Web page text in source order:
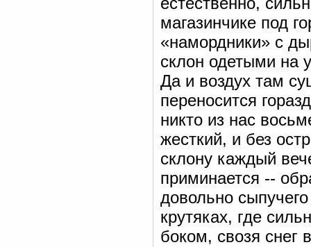
магазинчике под
«намордники» с
склон одетыми на
Да и воздух там
переносится
никто из нас
жесткий, и без
склону каждый
приминается --
довольно
крутяках, где
боком, свозя снег